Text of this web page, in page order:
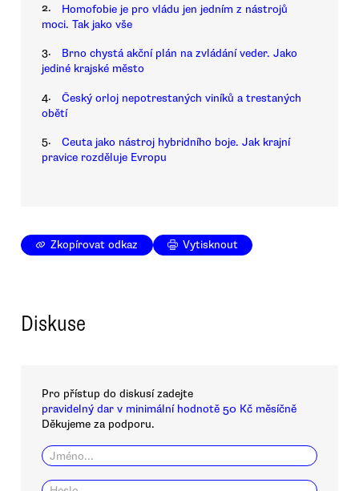
2.
Homofobie je pro vládu jen jedním z nástrojů
moci. Tak jako vše
3.
Brno chystá akční plán na zvládání veder. Jako
jediné krajské město
4.
Český orloj nepotrestaných viníků a trestaných
obětí
5.
Ceuta jako nástroj hybridního boje. Jak krajní
pravice rozděluje Evropu
Zkopírovat odkaz Vytisknout
Diskuse
Pro přístup do diskusí zadejte
pravidelný dar v minimální hodnotě 50 Kč měsíčně
Děkujeme za podporu.